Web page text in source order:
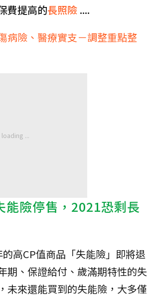
費提高的長照險 ....
病險、醫療實支－調整重點整
能險停售，2021恐剩長
高CP值商品「失能險」即將退
期、保證給付、歲滿期特性的失
未來還能買到的失能險，大多僅